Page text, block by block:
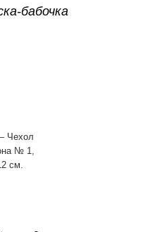
бабочка